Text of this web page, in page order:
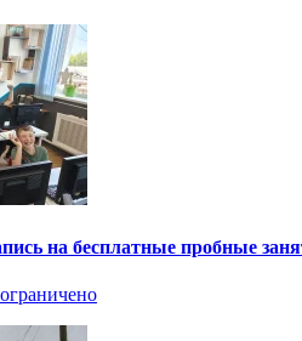
на бесплатные пробные